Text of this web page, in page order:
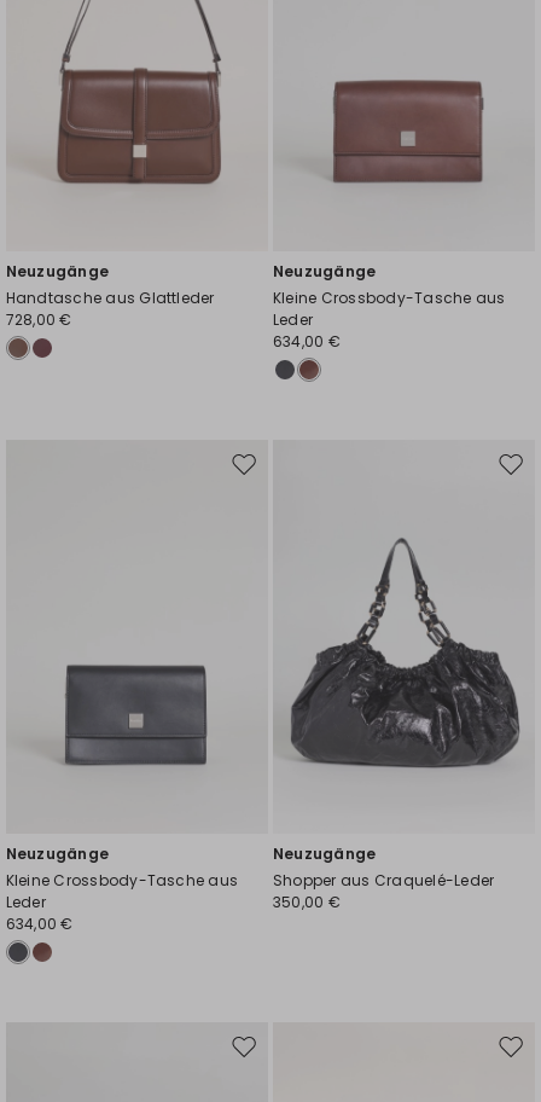
Neuzugänge
Handtasche aus Glattleder
728,00 €
Neuzugänge
Kleine Crossbody-Tasche aus
Leder
634,00 €
Auf
Neuzugänge
Kleine Crossbody-Tasche aus
Leder
634,00 €
Auf
Neuzugänge
Shopper aus Craquelé-Leder
350,00 €
Auf
Auf